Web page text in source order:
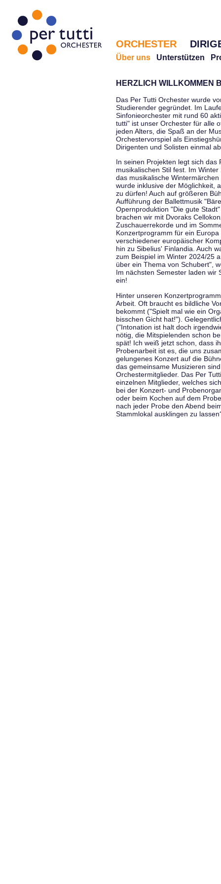
ORCHESTER
Über uns Unterstützen
HERZLICH WILLKOMMEN
Das Per Tutti Orchester wurde
Studierender gegründet. Im
Sinfonieorchester mit rund 60
tutti" ist unser Orchester für alle
jeden Alters, die Spaß an der
Orchestervorspiel als
Dirigenten und Solisten einmal
In seinen Projekten legt sich das
musikalischen Stil fest. Im
das musikalische
wurde inklusive der Möglichkeit,
zu dürfen! Auch auf größeren
Aufführung der Ballettmusik
Opernproduktion "Die gute
brachen wir mit Dvoraks
Zuschauerrekorde und im
Konzertprogramm für ein
verschiedener europäischer
hin zu Sibelius' Finlandia. Auch
zum Beispiel im Winter 2024/25
über ein Thema von Schubert",
Im nächsten Semester laden wir
ein!
Hinter unseren
Arbeit. Oft braucht es bildliche
bekommt ("Spielt mal wie ein
bisschen Gicht hat!").
("Intonation ist halt doch
nötig, die Mitspielenden schon
spät! Ich weiß jetzt schon, dass
Probenarbeit ist es, die uns
gelungenes Konzert auf die
das gemeinsame Musizieren
Orchestermitglieder. Das Per
einzelnen Mitglieder, welches
bei der Konzert- und
oder beim Kochen auf dem
nach jeder Probe den Abend
Stammlokal ausklingen zu